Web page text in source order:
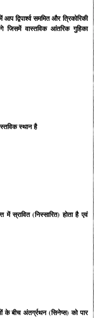
द्विपार्श्व सममित और त्रिकोरिकी
जिसमें वास्तविक आंतरिक गुहिका
स्थान है
में स्रावित (निस्सारित) होता है एवं
के बीच अंतर्ग्रथन (सिनेप्स) को पार